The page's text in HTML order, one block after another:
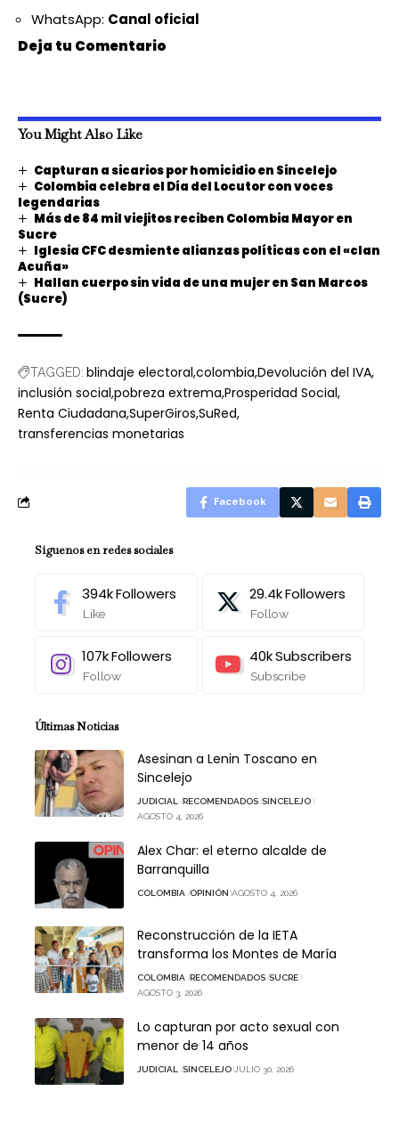
WhatsApp: Canal oficial
Deja tu Comentario
You Might Also Like
Capturan a sicarios por homicidio en Sincelejo
Colombia celebra el Día del Locutor con voces
legendarias
Más de 84 mil viejitos reciben Colombia Mayor en
Sucre
Iglesia CFC desmiente alianzas políticas con el «clan
Acuña»
Hallan cuerpo sin vida de una mujer en San Marcos
(Sucre)
TAGGED: blindaje electoral colombia Devolución del IVA
inclusión social pobreza extrema Prosperidad Social
Renta Ciudadana SuperGiros SuRed
transferencias monetarias
Facebook
Síguenos en redes sociales
394kFollowers
Like
29.4kFollowers
Follow
107kFollowers
Follow
40kSubscribers
Subscribe
Últimas Noticias
Asesinan a Lenin Toscano en
Sincelejo
JUDICIAL RECOMENDADOS SINCELEJO
AGOSTO 4, 2026
Alex Char: el eterno alcalde de
Barranquilla
COLOMBIA OPINIÓN AGOSTO 4, 2026
Reconstrucción de la IETA
transforma los Montes de María
COLOMBIA RECOMENDADOS SUCRE
AGOSTO 3, 2026
Lo capturan por acto sexual con
menor de 14 años
JUDICIAL SINCELEJO JULIO 30, 2026